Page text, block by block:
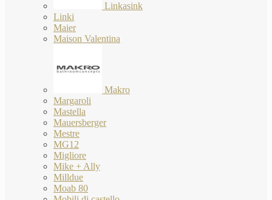
Linkasink
Linki
Maier
Maison Valentina
Makro
Margaroli
Mastella
Mauersberger
Mestre
MG12
Migliore
Mike + Ally
Milldue
Moab 80